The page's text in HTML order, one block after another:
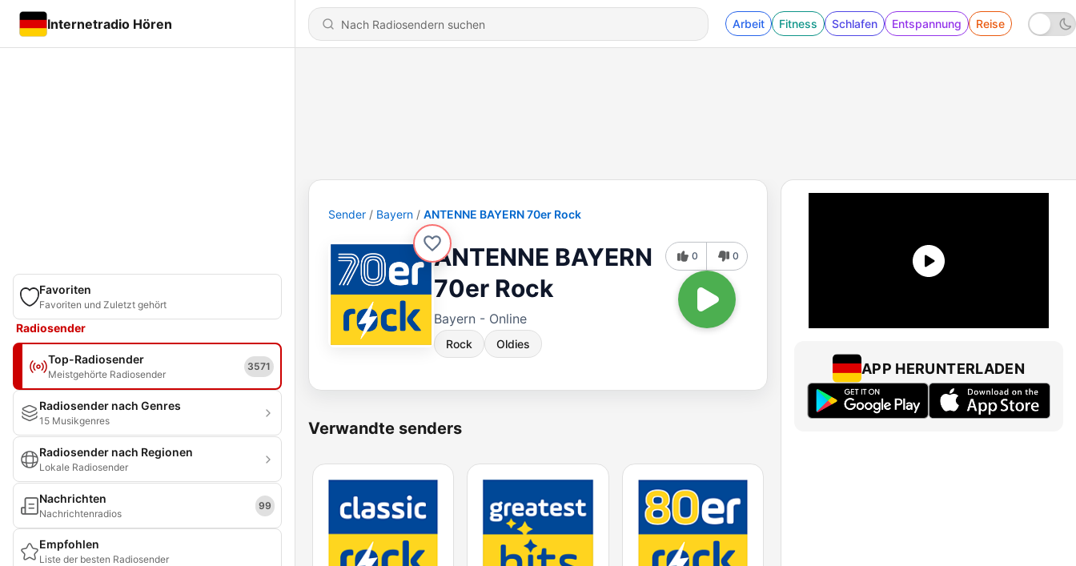
Internetradio Hören Arbeit Fitness Schlafen Entspannung Reise
Favoriten
Favoriten und Zuletzt gehört
Radiosender
Top-Radiosender
Meistgehörte Radiosender
3571
Radiosender nach Genres
15 Musikgenres
Radiosender nach Regionen
Lokale Radiosender
Nachrichten
Nachrichtenradios
99
Empfohlen
Liste der besten Radiosender
Sender Bayern ANTENNE BAYERN 70er Rock
ANTENNE BAYERN
70er Rock
Bayern - Online
Rock Oldies
0 0
Verwandte senders
APP HERUNTERLADEN